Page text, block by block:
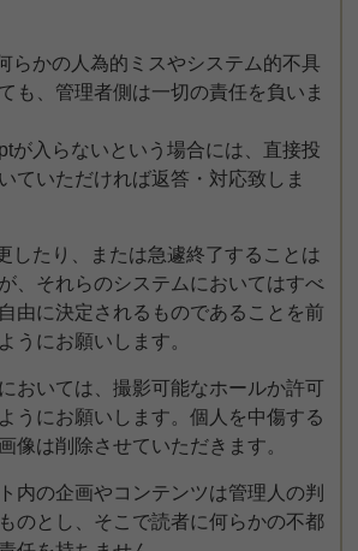
らかの人為的ミスやシステム的不具
も、管理者側は一切の責任を負いま
が入らないという場合には、直接投
ていただければ返答・対応致しま
したり、または急遽終了することは
、それらのシステムにおいてはすべ
由に決定されるものであることを前
うにお願いします。
おいては、撮影可能なホールか許可
うにお願いします。個人を中傷する
像は削除させていただきます。
内の企画やコンテンツは管理人の判
のとし、そこで読者に何らかの不都